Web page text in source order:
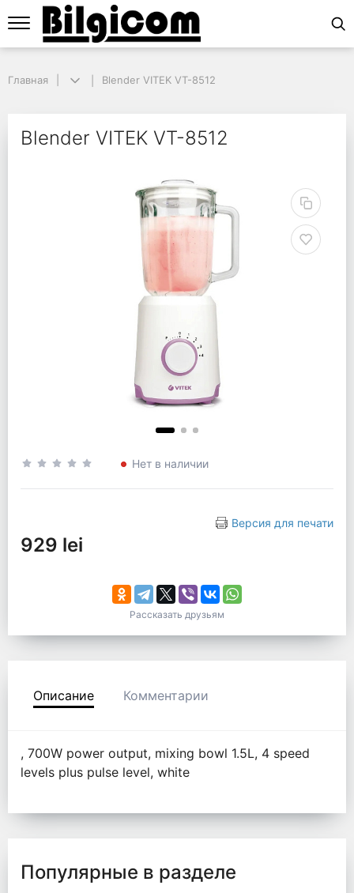
Blender VITEK VT-8512
Главная Blender VITEK VT-8512
Blender VITEK VT-8512
Нет в наличии
Версия для печати
929 lei
Рассказать друзьям
Описание Комментарии
, 700W power output, mixing bowl 1.5L, 4 speed
levels plus pulse level, white
Популярные в разделе